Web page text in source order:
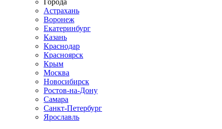
Города
Астрахань
Воронеж
Екатеринбург
Казань
Краснодар
Красноярск
Крым
Москва
Новосибирск
Ростов-на-Дону
Самара
Санкт-Петербург
Ярославль